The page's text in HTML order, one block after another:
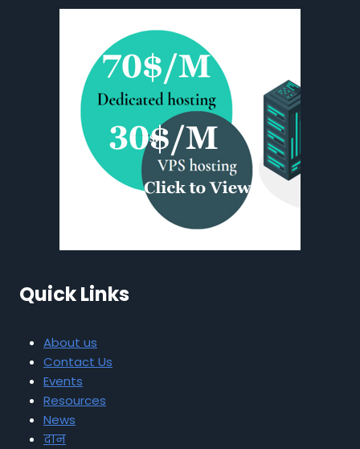
Quick Links
About us
Contact Us
Events
Resources
News
दान